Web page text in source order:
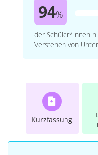
94%
der Schüler*innen
Verstehen von
Kurzfassung